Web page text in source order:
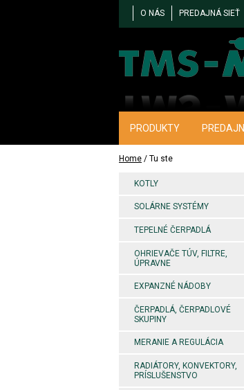
O NÁS PREDAJNÁ SIEŤ
PRODUKTY
Home / Tu ste
KOTLY
SOLÁRNE SYSTÉMY
TEPELNÉ ČERPADLÁ
OHRIEVAČE TÚV, FILTRE,
ÚPRAVNE
EXPANZNÉ NÁDOBY
ČERPADLÁ, ČERPADLOVÉ
SKUPINY
MERANIE A REGULÁCIA
RADIÁTORY, KONVEKTORY,
PRÍSLUŠENSTVO